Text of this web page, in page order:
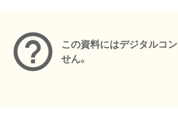
この資料にはデジタルコ
せん。